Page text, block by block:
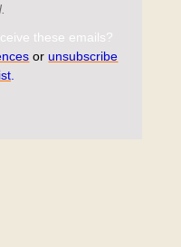
these emails?
or unsubscribe
.